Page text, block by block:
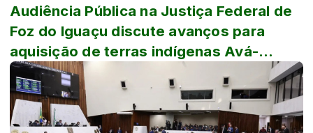
Audiência Pública na Justiça Federal de
Foz do Iguaçu discute avanços para
aquisição de terras indígenas Avá-
Guarani